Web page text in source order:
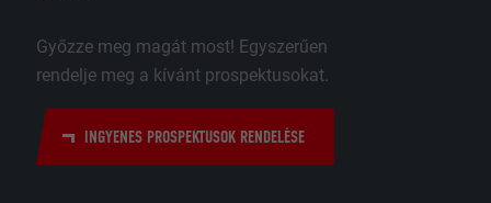
Győzze meg magát most! Egyszerűen
rendelje meg a kívánt prospektusokat.
INGYENES PROSPEKTUSOK RENDELÉSE
preferált
az